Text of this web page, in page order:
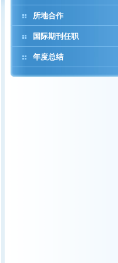
所地合作
国际期刊任职
年度总结